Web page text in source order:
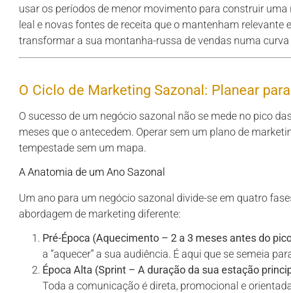
usar os períodos de menor movimento para construir
leal e novas fontes de receita que o mantenham
transformar a sua montanha-russa de vendas numa
O Ciclo de Marketing Sazonal: Planear
O sucesso de um negócio sazonal não se mede no pico
meses que o antecedem. Operar sem um plano de
tempestade sem um mapa.
A Anatomia de um Ano Sazonal
Um ano para um negócio sazonal divide-se em quatro
abordagem de marketing diferente:
Pré-Época (Aquecimento – 2 a 3 meses antes do
a “aquecer” a sua audiência. É aqui que se semeia
Época Alta (Sprint – A duração da sua estação
Toda a comunicação é direta, promocional e